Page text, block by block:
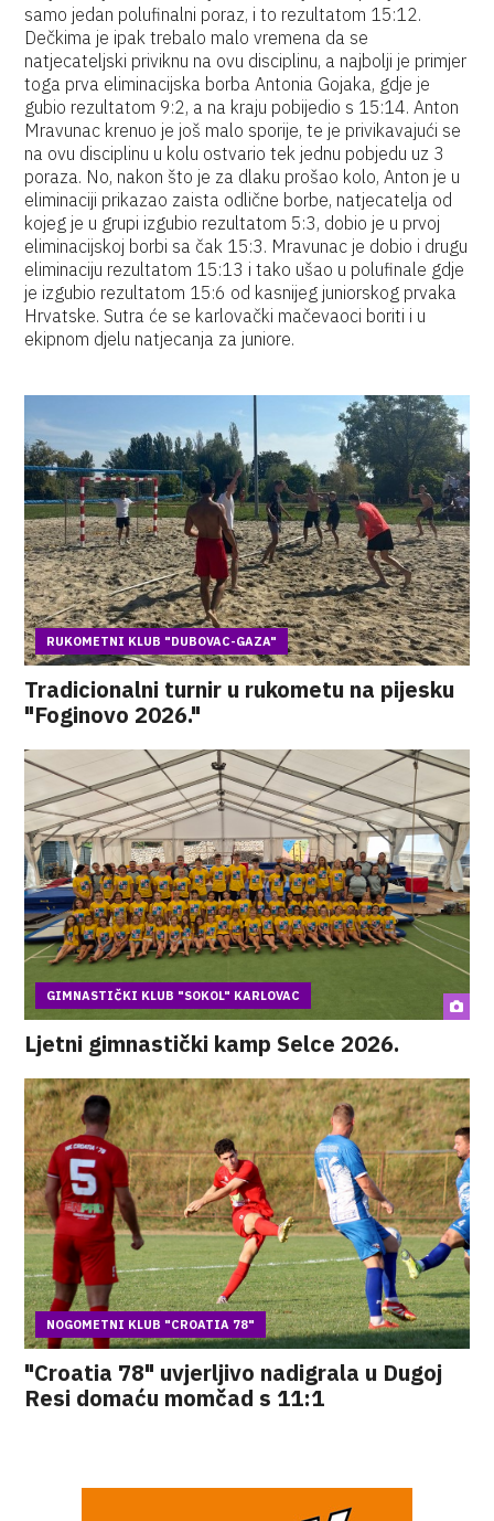
samo jedan polufinalni poraz, i to rezultatom 15:12.
Dečkima je ipak trebalo malo vremena da se
natjecateljski priviknu na ovu disciplinu, a najbolji je primjer
toga prva eliminacijska borba Antonia Gojaka, gdje je
gubio rezultatom 9:2, a na kraju pobijedio s 15:14. Anton
Mravunac krenuo je još malo sporije, te je privikavajući se
na ovu disciplinu u kolu ostvario tek jednu pobjedu uz 3
poraza. No, nakon što je za dlaku prošao kolo, Anton je u
eliminaciji prikazao zaista odlične borbe, natjecatelja od
kojeg je u grupi izgubio rezultatom 5:3, dobio je u prvoj
eliminacijskoj borbi sa čak 15:3. Mravunac je dobio i drugu
eliminaciju rezultatom 15:13 i tako ušao u polufinale gdje
je izgubio rezultatom 15:6 od kasnijeg juniorskog prvaka
Hrvatske. Sutra će se karlovački mačevaoci boriti i u
ekipnom djelu natjecanja za juniore.
RUKOMETNI KLUB "DUBOVAC-GAZA"
Tradicionalni turnir u rukometu na pijesku
"Foginovo 2026."
GIMNASTIČKI KLUB "SOKOL" KARLOVAC
Ljetni gimnastički kamp Selce 2026.
NOGOMETNI KLUB "CROATIA 78"
"Croatia 78" uvjerljivo nadigrala u Dugoj
Resi domaću momčad s 11:1